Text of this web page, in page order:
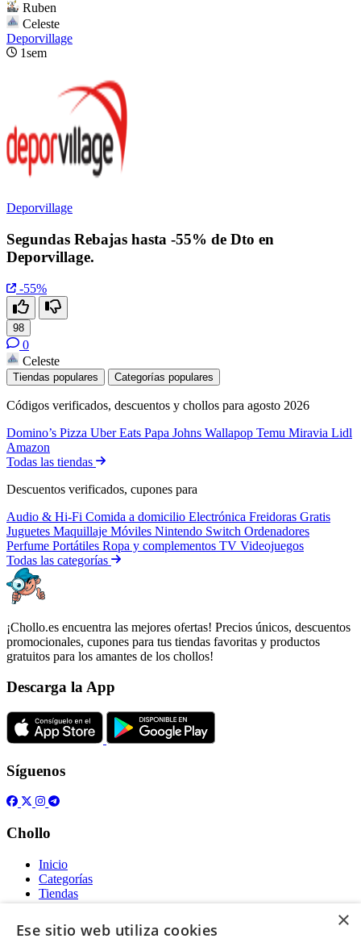
Ruben
Celeste
Deporvillage
1sem
Deporvillage
Segundas Rebajas hasta -55% de Dto en
Deporvillage.
-55%
98
0
Celeste
Tiendas populares Categorías populares
Códigos verificados, descuentos y chollos para agosto 2026
Domino’s Pizza Uber Eats Papa Johns Wallapop Temu Miravia Lidl
Amazon
Todas las tiendas
Descuentos verificados, cupones para
Audio & Hi-Fi Comida a domicilio Electrónica Freidoras Gratis
Juguetes Maquillaje Móviles Nintendo Switch Ordenadores
Perfume Portátiles Ropa y complementos TV Videojuegos
Todas las categorías
¡Chollo.es encuentra las mejores ofertas! Precios únicos, descuentos
promocionales, cupones para tus tiendas favoritas y productos
gratuitos para los amantes de los chollos!
Descarga la App
Síguenos
Chollo
Inicio
Categorías
Tiendas
Gratis
Acerca de
×
Ese sitio web utiliza cookies